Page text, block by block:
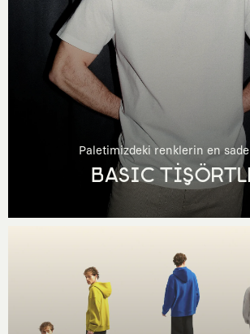
Paletimizdeki renklerin en
BASIC